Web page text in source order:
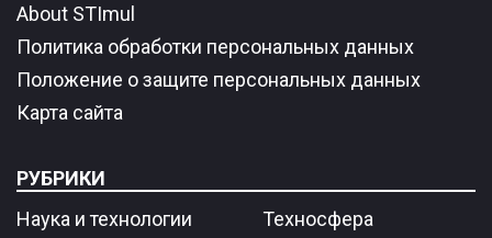
About STImul
Политика обработки персональных данных
Положение о защите персональных данных
Карта сайта
РУБРИКИ
Наука и технологии
Техносфера